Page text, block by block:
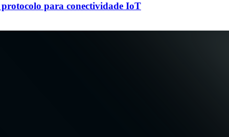
para conectividade IoT